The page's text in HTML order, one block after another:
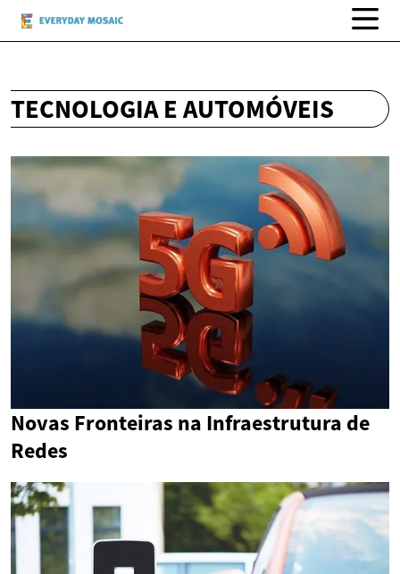
TECNOLOGIA E AUTOMÓVEIS
Novas Fronteiras na Infraestrutura de
Redes